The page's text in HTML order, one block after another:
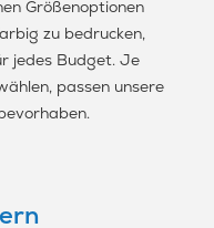
Größenoptionen
zu bedrucken,
jedes Budget. Je
passen unsere